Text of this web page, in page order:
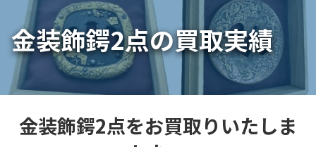
金装飾鍔2点の買取実績
金装飾鍔2点をお買取りいたしま